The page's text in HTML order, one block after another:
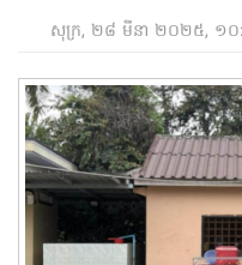
សុក្រ, ២៨ មីនា ២០២៥, ១